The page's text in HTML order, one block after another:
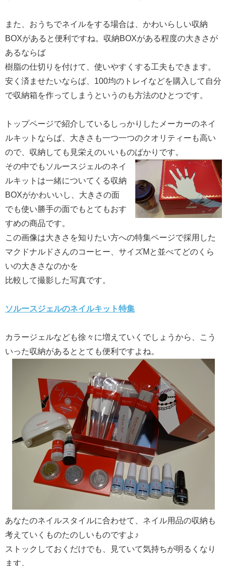
また、おうちでネイルをする場合は、かわいらしい収納
BOXがあると便利ですね。収納BOXがある程度の大きさが
あるならば
樹脂の仕切りを付けて、使いやすくする工夫もできます。
安く済ませたいならば、100均のトレイなどを購入して自分
で収納箱を作ってしまうというのも方法のひとつです。
トップページで紹介しているしっかりしたメーカーのネイ
ルキットならば、大きさも一つ一つのクオリティーも高い
ので、収納しても見栄えのいいものばかりです。
その中でもソルースジェルのネイ
ルキットは一緒についてくる収納
BOXがかわいいし、大きさの面
でも使い勝手の面でもとてもおす
すめの商品です。
この画像は大きさを知りたい方への特集ページで採用した
マクドナルドさんのコーヒー、サイズMと並べてどのくら
いの大きさなのかを
比較して撮影した写真です。
ソルースジェルのネイルキット特集
カラージェルなども徐々に増えていくでしょうから、こう
いった収納があるととても便利ですよね。
あなたのネイルスタイルに合わせて、ネイル用品の収納も
考えていくものたのしいものですよ♪
ストックしておくだけでも、見ていて気持ちが明るくなり
ます。